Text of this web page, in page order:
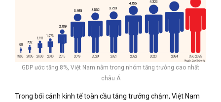
GDP ước tăng 8%, Việt Nam nằm trong nhóm tăng trưởng cao nhất
châu Á
Trong bối cảnh kinh tế toàn cầu tăng trưởng chậm, Việt Nam